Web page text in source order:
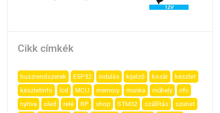
Cikk címkék
buszrendszerek ESP32 indulás kijelző kosár
készlet
készletinfo
lcd MCU memory munka műhely
nfc
nyitva
oled relé RP shop STM32 szállítás
szünet